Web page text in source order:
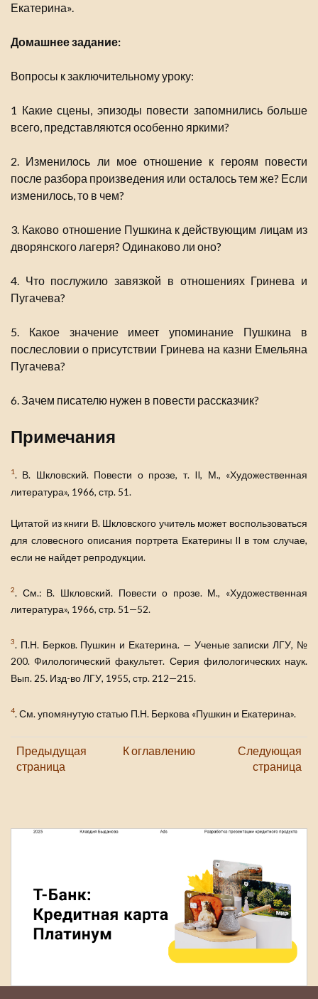
Екатерина».
Домашнее задание:
Вопросы к заключительному уроку:
1 Какие сцены, эпизоды повести запомнились больше
всего, представляются особенно яркими?
2. Изменилось ли мое отношение к героям повести
после разбора произведения или осталось тем же? Если
изменилось, то в чем?
3. Каково отношение Пушкина к действующим лицам из
дворянского лагеря? Одинаково ли оно?
4. Что послужило завязкой в отношениях Гринева и
Пугачева?
5. Какое значение имеет упоминание Пушкина в
послесловии о присутствии Гринева на казни Емельяна
Пугачева?
6. Зачем писателю нужен в повести рассказчик?
Примечания
1. В. Шкловский. Повести о прозе, т. II, М., «Художественная
литература», 1966, стр. 51.
Цитатой из книги В. Шкловского учитель может воспользоваться
для словесного описания портрета Екатерины II в том случае,
если не найдет репродукции.
2. См.: В. Шкловский. Повести о прозе. М., «Художественная
литература», 1966, стр. 51—52.
3. П.Н. Берков. Пушкин и Екатерина. — Ученые записки ЛГУ, №
200. Филологический факультет. Серия филологических наук.
Вып. 25. Изд-во ЛГУ, 1955, стр. 212—215.
4 . См. упомянутую статью П.Н. Беркова «Пушкин и Екатерина».
Предыдущая
страница
К оглавлению
Следующая
страница